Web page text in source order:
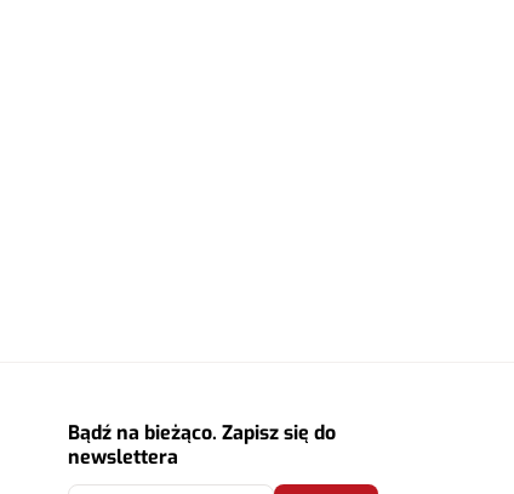
Bądź na bieżąco. Zapisz się do
newslettera